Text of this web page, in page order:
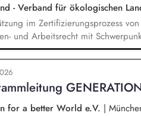
- Verband für ökologischen
im Zertifizierungsprozess
und Arbeitsrecht mit
und Überprüfung von Audit-
in Spanien
Soziale Verantwortung sowie
regionalspezifischer
for a better World e.V. |